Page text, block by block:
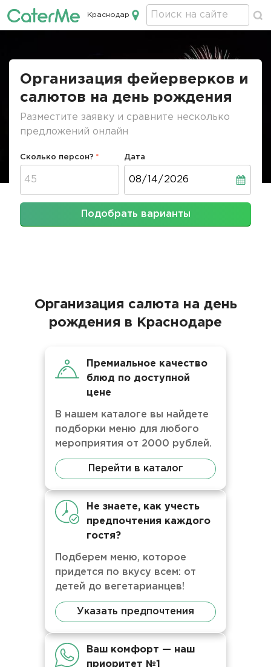
Кейтеринг в Краснодаре
Краснодар
Организация фейерверков и
салютов на день рождения
Разместите заявку и сравните несколько
предложений онлайн
Сколько персон? Дата
Подобрать варианты
Организация салюта на день
рождения в Краснодаре
Премиальное качество
блюд по доступной
цене
В нашем каталоге вы найдете
подборки меню для любого
мероприятия от 2000 рублей.
Перейти в каталог
Не знаете, как учесть
предпочтения каждого
гостя?
Подберем меню, которое
придется по вкусу всем: от
детей до вегетарианцев!
Указать предпочтения
Ваш комфорт — наш
приоритет №1